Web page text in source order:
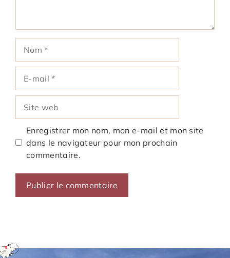
mail
web
Enregistrer mon nom, mon e-mail et mon site
dans le navigateur pour mon prochain
commentaire.